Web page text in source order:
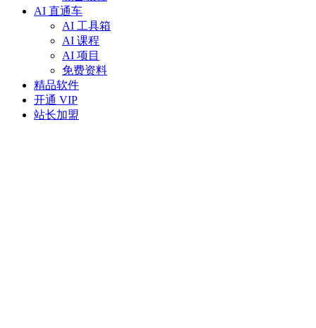
AI 直通车
AI 工具箱
AI 课程
AI 项目
免费资料
精品软件
开通 VIP
站长加盟